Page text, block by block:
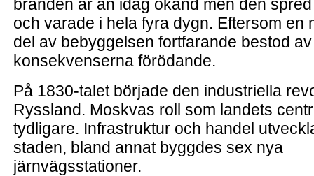
branden är än idag okänd men den
och varade i hela fyra dygn. Eftersom en
del av bebyggelsen fortfarande bestod
konsekvenserna förödande.
På 1830-talet började den industriella
Ryssland. Moskvas roll som landets
tydligare. Infrastruktur och handel
staden, bland annat byggdes sex nya
järnvägsstationer.